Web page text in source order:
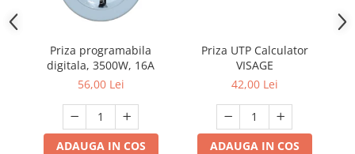
Priza programabila
digitala, 3500W, 16A
56,00 Lei
ADAUGA IN COS
Priza UTP Calculator
VISAGE
42,00 Lei
ADAUGA IN COS